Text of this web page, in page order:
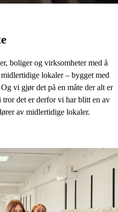
boliger og virksomheter med å
lokaler – bygget med
vi gjør det på en måte der alt er
det er derfor vi har blitt en av
av midlertidige lokaler.